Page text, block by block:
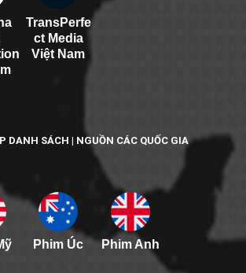
TransPerfe
ct Media
Việt Nam
DANH SÁCH | NGUỒN CÁC QUỐC GIA
Phim Úc Phim Anh